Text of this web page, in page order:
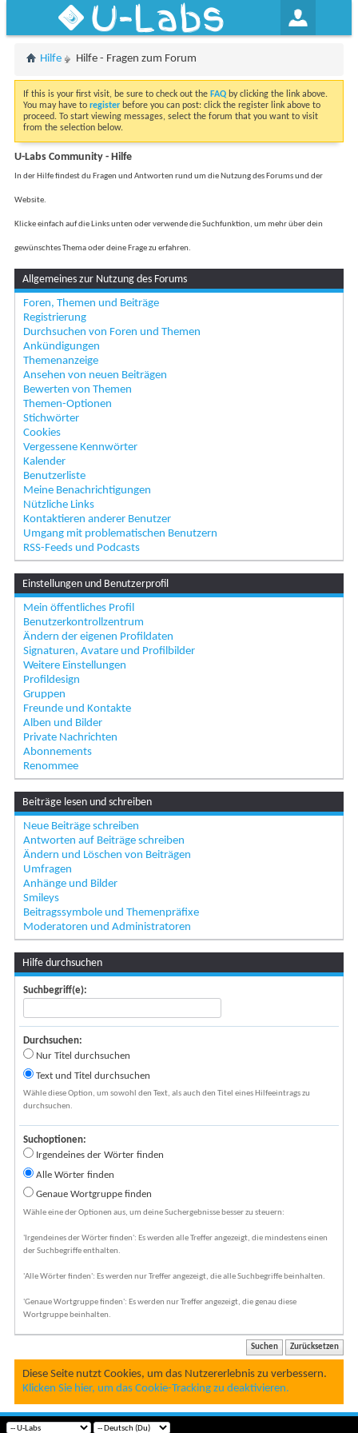
U-Labs
Hilfe Hilfe - Fragen zum Forum
If this is your first visit, be sure to check out the FAQ by clicking the link above.
You may have to register before you can post: click the register link above to
proceed. To start viewing messages, select the forum that you want to visit
from the selection below.
U-Labs Community - Hilfe
In der Hilfe findest du Fragen und Antworten rund um die Nutzung des Forums und der
Website.
Klicke einfach auf die Links unten oder verwende die Suchfunktion, um mehr über dein
gewünschtes Thema oder deine Frage zu erfahren.
Allgemeines zur Nutzung des Forums
Foren, Themen und Beiträge
Registrierung
Durchsuchen von Foren und Themen
Ankündigungen
Themenanzeige
Ansehen von neuen Beiträgen
Bewerten von Themen
Themen-Optionen
Stichwörter
Cookies
Vergessene Kennwörter
Kalender
Benutzerliste
Meine Benachrichtigungen
Nützliche Links
Kontaktieren anderer Benutzer
Umgang mit problematischen Benutzern
RSS-Feeds und Podcasts
Einstellungen und Benutzerprofil
Mein öffentliches Profil
Benutzerkontrollzentrum
Ändern der eigenen Profildaten
Signaturen, Avatare und Profilbilder
Weitere Einstellungen
Profildesign
Gruppen
Freunde und Kontakte
Alben und Bilder
Private Nachrichten
Abonnements
Renommee
Beiträge lesen und schreiben
Neue Beiträge schreiben
Antworten auf Beiträge schreiben
Ändern und Löschen von Beiträgen
Umfragen
Anhänge und Bilder
Smileys
Beitragssymbole und Themenpräfixe
Moderatoren und Administratoren
Hilfe durchsuchen
Suchbegriff(e):
Durchsuchen:
Nur Titel durchsuchen
Text und Titel durchsuchen
Wähle diese Option, um sowohl den Text, als auch den Titel eines Hilfeeintrags zu
durchsuchen.
Suchoptionen:
Irgendeines der Wörter finden
Alle Wörter finden
Genaue Wortgruppe finden
Wähle eine der Optionen aus, um deine Suchergebnisse besser zu steuern:
'Irgendeines der Wörter finden': Es werden alle Treffer angezeigt, die mindestens einen
der Suchbegriffe enthalten.
'Alle Wörter finden': Es werden nur Treffer angezeigt, die alle Suchbegriffe beinhalten.
'Genaue Wortgruppe finden': Es werden nur Treffer angezeigt, die genau diese
Wortgruppe beinhalten.
Diese Seite nutzt Cookies, um das Nutzererlebnis zu verbessern.
Klicken Sie hier, um das Cookie-Tracking zu deaktivieren.